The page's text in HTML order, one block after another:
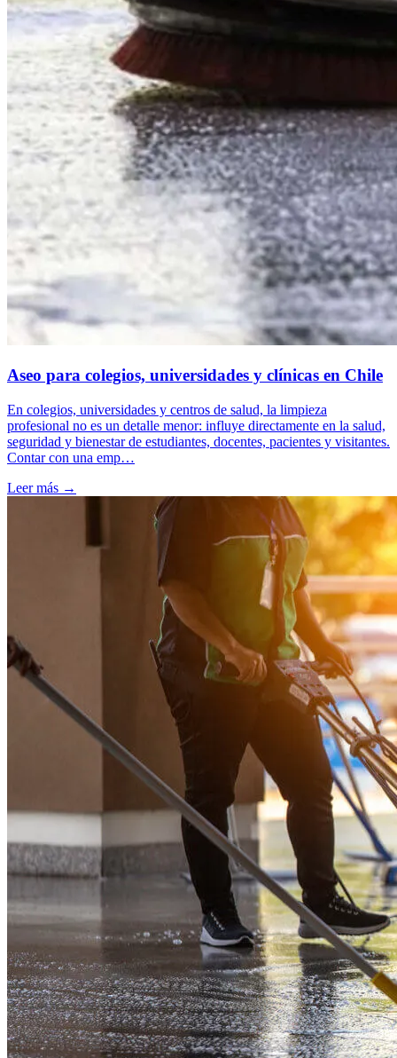
Aseo para colegios, universidades y clínicas en Chile
En colegios, universidades y centros de salud, la limpieza
profesional no es un detalle menor: influye directamente en la salud,
seguridad y bienestar de estudiantes, docentes, pacientes y visitantes.
Contar con una emp…
Leer más →